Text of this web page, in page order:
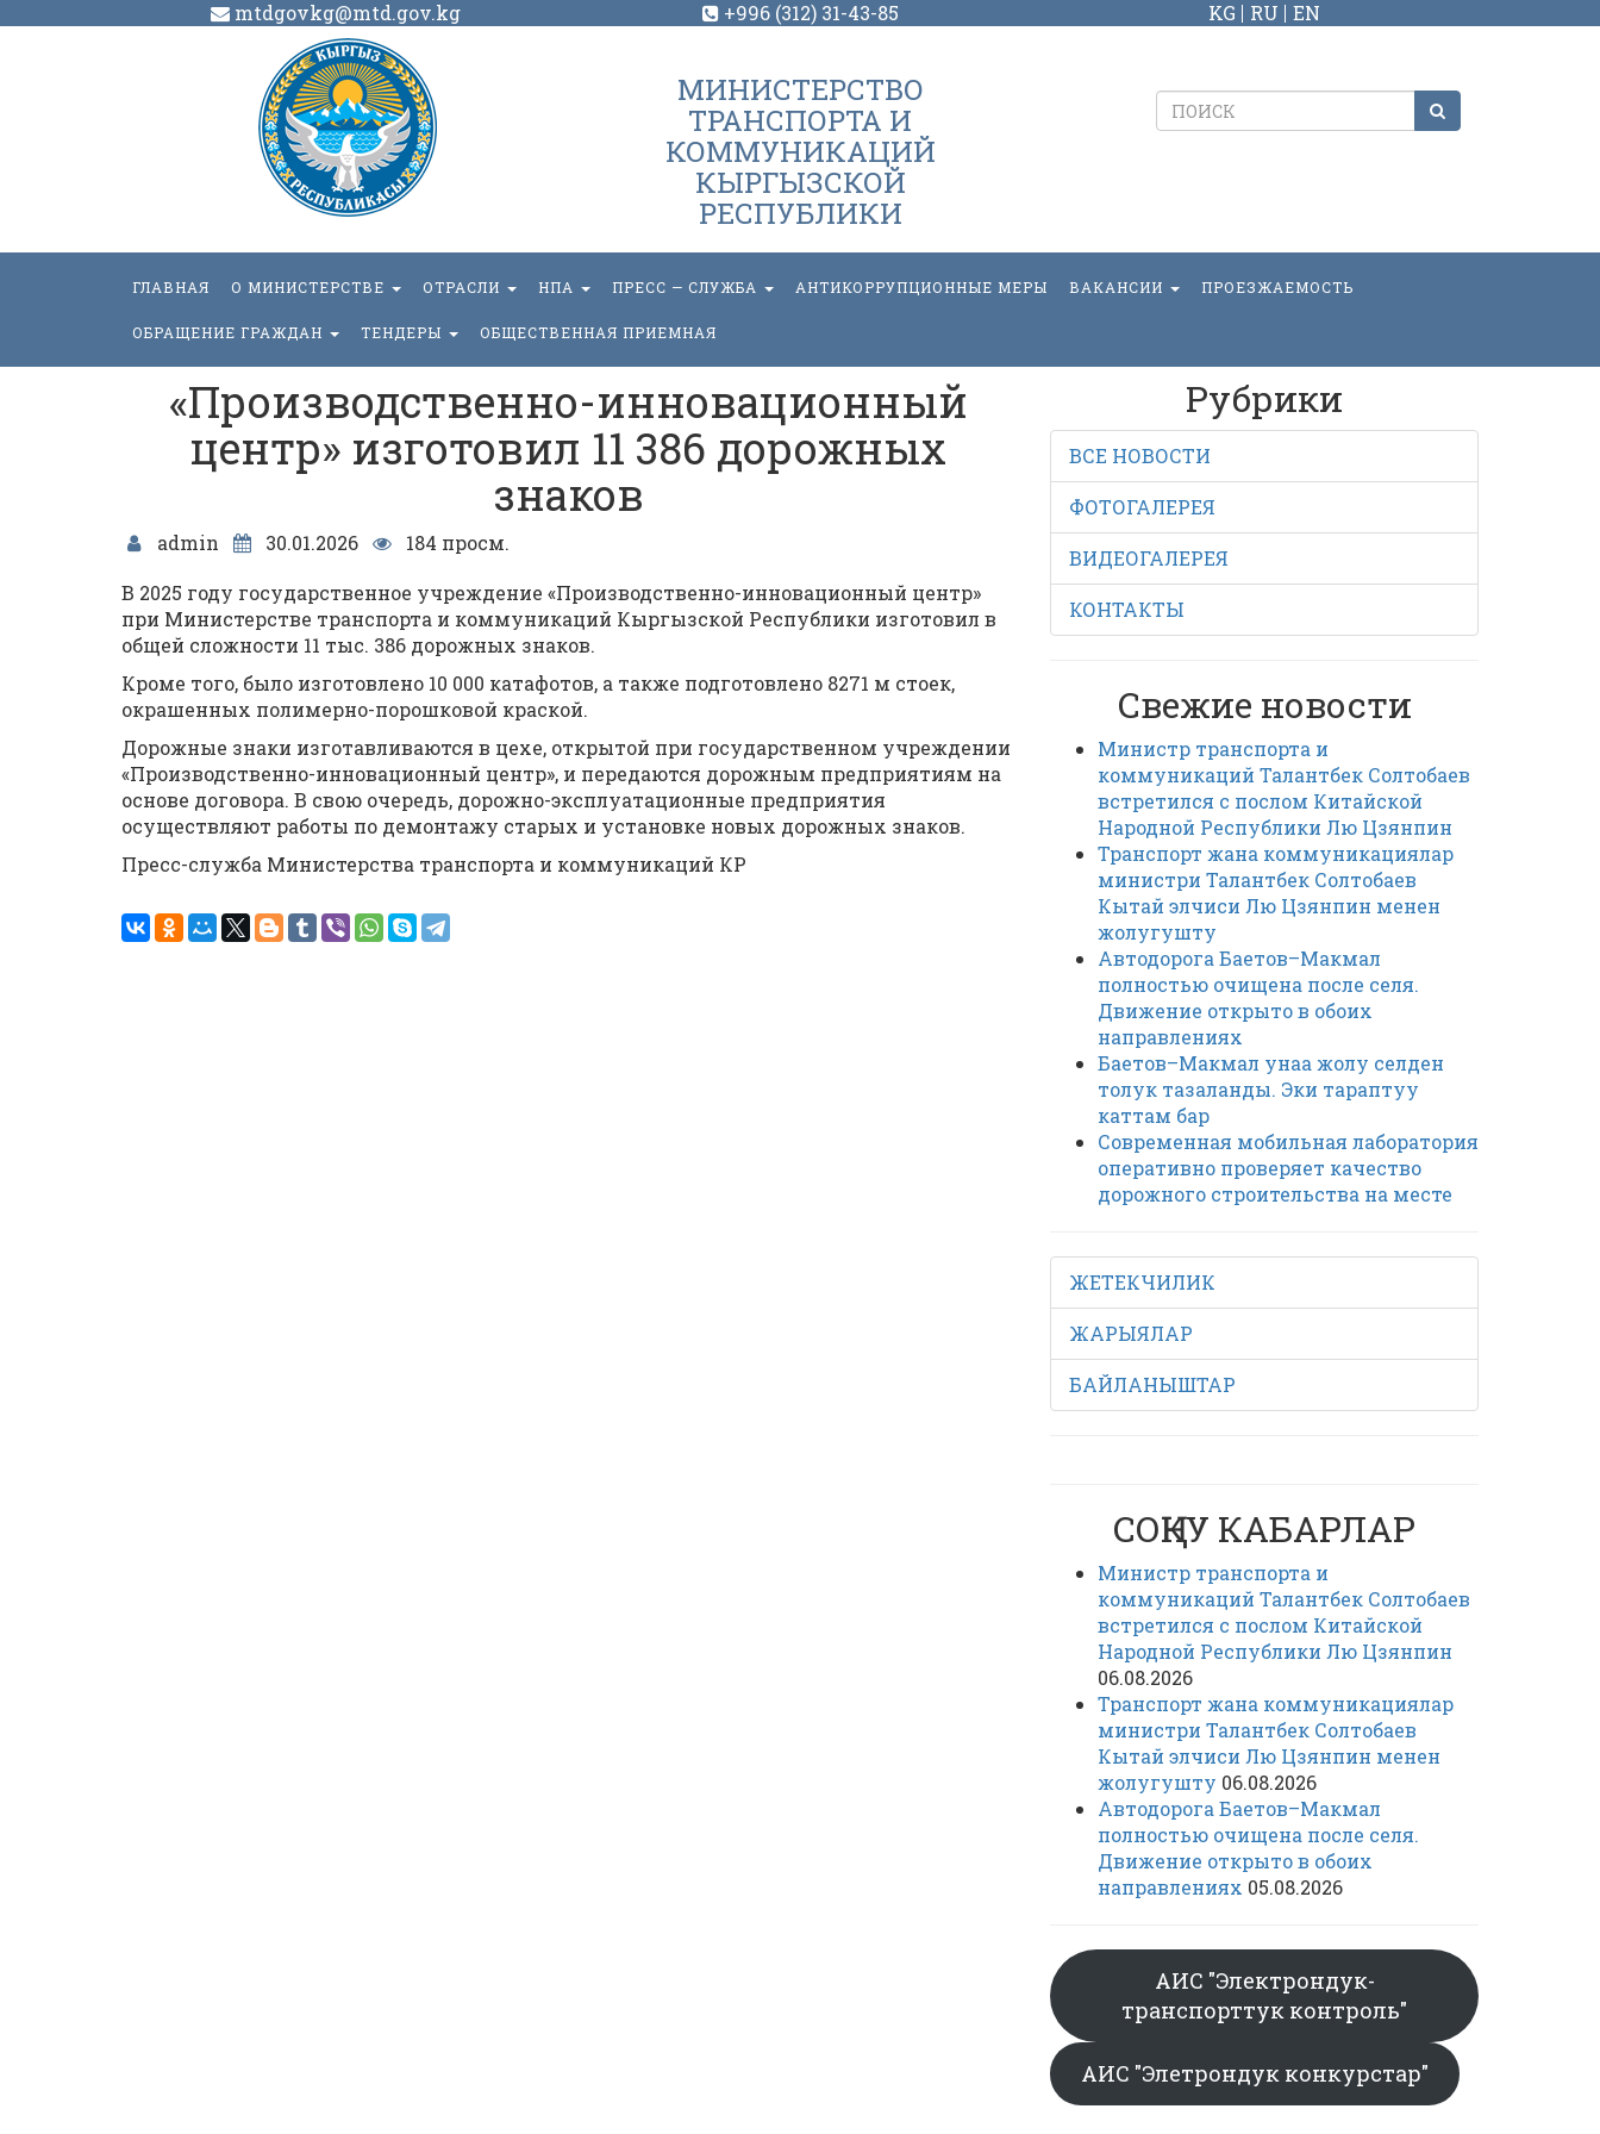
mtdgovkg@mtd.gov.kg +996 (312) 31-43-85 KG RU EN
МИНИСТЕРСТВО
ТРАНСПОРТА И
КОММУНИКАЦИЙ
КЫРГЫЗСКОЙ
РЕСПУБЛИКИ
ГЛАВНАЯ О МИНИСТЕРСТВЕ ОТРАСЛИ НПА ПРЕСС — СЛУЖБА АНТИКОРРУПЦИОННЫЕ МЕРЫ ВАКАНСИИ ПРОЕЗЖАЕМОСТЬ
ОБРАЩЕНИЕ ГРАЖДАН ТЕНДЕРЫ ОБЩЕСТВЕННАЯ ПРИЕМНАЯ
«Производственно-инновационный
центр» изготовил 11 386 дорожных
знаков
admin 30.01.2026
184 просм.
В 2025 году государственное учреждение «Производственно-инновационный центр»
при Министерстве транспорта и коммуникаций Кыргызской Республики изготовил в
общей сложности 11 тыс. 386 дорожных знаков.
Кроме того, было изготовлено 10 000 катафотов, а также подготовлено 8271 м стоек,
окрашенных полимерно-порошковой краской.
Дорожные знаки изготавливаются в цехе, открытой при государственном учреждении
«Производственно-инновационный центр», и передаются дорожным предприятиям на
основе договора. В свою очередь, дорожно-эксплуатационные предприятия
осуществляют работы по демонтажу старых и установке новых дорожных знаков.
Пресс-служба Министерства транспорта и коммуникаций КР
Рубрики
ВСЕ НОВОСТИ
ФОТОГАЛЕРЕЯ
ВИДЕОГАЛЕРЕЯ
КОНТАКТЫ
Свежие новости
Министр транспорта и
коммуникаций Талантбек Солтобаев
встретился с послом Китайской
Народной Республики Лю Цзянпин
Транспорт жана коммуникациялар
министри Талантбек Солтобаев
Кытай элчиси Лю Цзянпин менен
жолугушту
Автодорога Баетов–Макмал
полностью очищена после селя.
Движение открыто в обоих
направлениях
Баетов–Макмал унаа жолу селден
толук тазаланды. Эки тараптуу
каттам бар
Современная мобильная лаборатория
оперативно проверяет качество
дорожного строительства на месте
ЖЕТЕКЧИЛИК
ЖАРЫЯЛАР
БАЙЛАНЫШТАР
СОҢКУ КАБАРЛАР
Министр транспорта и
коммуникаций Талантбек Солтобаев
встретился с послом Китайской
Народной Республики Лю Цзянпин
06.08.2026
Транспорт жана коммуникациялар
министри Талантбек Солтобаев
Кытай элчиси Лю Цзянпин менен
жолугушту 06.08.2026
Автодорога Баетов–Макмал
полностью очищена после селя.
Движение открыто в обоих
направлениях 05.08.2026
АИС "Электрондук-
транспорттук контроль"
АИС "Элетрондук конкурстар"